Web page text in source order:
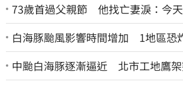
73歲首過父親節 他找亡妻淚：今
白海豚颱風影響時間增加 1地區恐
中颱白海豚逐漸逼近 北市工地鷹